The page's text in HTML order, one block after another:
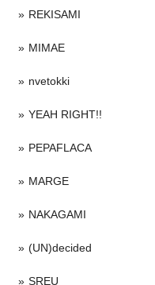
REKISAMI
MIMAE
nvetokki
YEAH RIGHT!!
PEPAFLACA
MARGE
NAKAGAMI
(UN)decided
SREU